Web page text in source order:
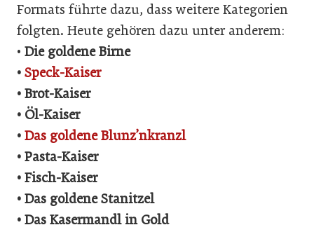
Formats führte dazu, dass weitere Kategorien
folgten. Heute gehören dazu unter anderem:
• Die goldene Birne
• Speck-Kaiser
• Brot-Kaiser
• Öl-Kaiser
• Das goldene Blunz’nkranzl
• Pasta-Kaiser
• Fisch-Kaiser
• Das goldene Stanitzel
• Das Kasermandl in Gold